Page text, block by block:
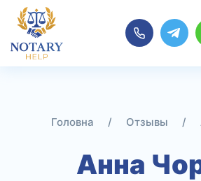
Перейти
контенту
/ Отзывы /
Анна